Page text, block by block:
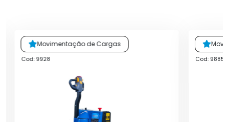
Movimentação de Cargas
Cod: 9928 Cod: 9885